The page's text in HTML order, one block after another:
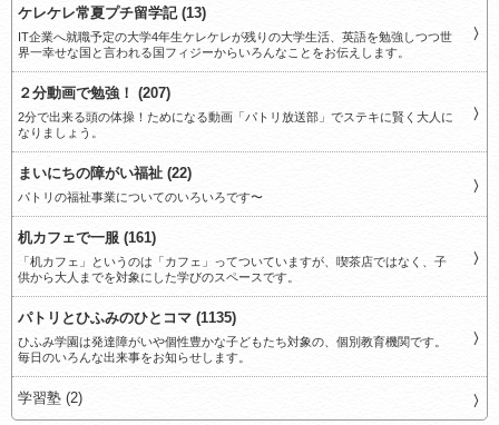
ケレケレ常夏プチ留学記 (13)
IT企業へ就職予定の大学4年生ケレケレが残りの大学生活、英語を勉強しつつ世
界一幸せな国と言われる国フィジーからいろんなことをお伝えします。
２分動画で勉強！ (207)
2分で出来る頭の体操！ためになる動画「パトリ放送部」でステキに賢く大人に
なりましょう。
まいにちの障がい福祉 (22)
パトリの福祉事業についてのいろいろです〜
机カフェで一服 (161)
「机カフェ」というのは「カフェ」ってついていますが、喫茶店ではなく、子
供から大人までを対象にした学びのスペースです。
パトリとひふみのひとコマ (1135)
ひふみ学園は発達障がいや個性豊かな子どもたち対象の、個別教育機関です。
毎日のいろんな出来事をお知らせします。
学習塾 (2)